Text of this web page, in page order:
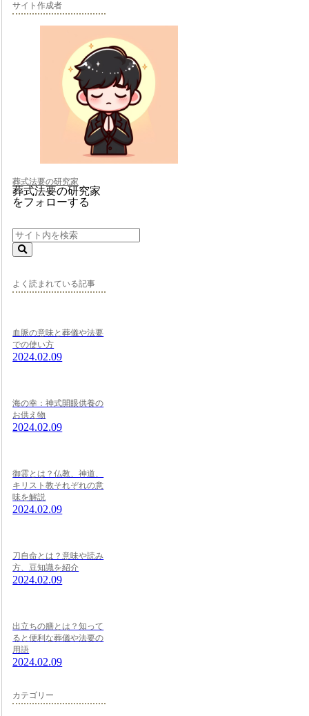
サイト作成者
葬式法要の研究家
葬式法要の研究家
をフォローする
よく読まれている記事
血脈の意味と葬儀や法要
での使い方
2024.02.09
海の幸：神式開眼供養の
お供え物
2024.02.09
御霊とは？仏教、神道、
キリスト教それぞれの意
味を解説
2024.02.09
刀自命とは？意味や読み
方、豆知識を紹介
2024.02.09
出立ちの膳とは？知って
ると便利な葬儀や法要の
用語
2024.02.09
カテゴリー